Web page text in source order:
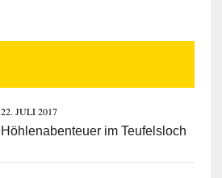
22. JULI 2017
Höhlenabenteuer im Teufelsloch